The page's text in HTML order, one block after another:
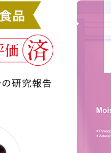
アテニアの「
お友達紹介サ